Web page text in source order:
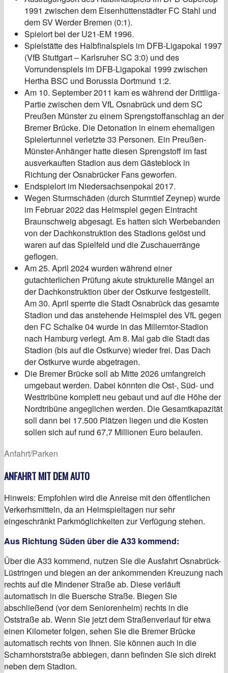
1991 zwischen dem Eisenhüttenstädter FC Stahl und
dem SV Werder Bremen (0:1).
Spielort bei der U21-EM 1996.
Spielstätte des Halbfinalspiels im DFB-Ligapokal 1997
(VfB Stuttgart – Karlsruher SC 3:0) und des
Vorrundenspiels im DFB-Ligapokal 1999 zwischen
Hertha BSC und Borussia Dortmund 1:2.
Am 10. September 2011 kam es während der Drittliga-
Partie zwischen dem VfL Osnabrück und dem SC
Preußen Münster zu einem Sprengstoffanschlag an der
Bremer Brücke. Die Detonation in einem ehemaligen
Spielertunnel verletzte 33 Personen. Ein Preußen-
Münster-Anhänger hatte diesen Sprengstoff im fast
ausverkauften Stadion aus dem Gästeblock in
Richtung der Osnabrücker Fans geworfen.
Endspielort im Niedersachsenpokal 2017.
Wegen Sturmschäden (durch Sturmtief Zeynep) wurde
im Februar 2022 das Heimspiel gegen Eintracht
Braunschweig abgesagt. Es hatten sich Werbebanden
von der Dachkonstruktion des Stadions gelöst und
waren auf das Spielfeld und die Zuschauerränge
geflogen.
Am 25. April 2024 wurden während einer
gutachterlichen Prüfung akute strukturelle Mängel an
der Dachkonstruktion über der Ostkurve festgestellt.
Am 30. April sperrte die Stadt Osnabrück das gesamte
Stadion und das anstehende Heimspiel des VfL gegen
den FC Schalke 04 wurde in das Millerntor-Stadion
nach Hamburg verlegt. Am 8. Mai gab die Stadt das
Stadion (bis auf die Ostkurve) wieder frei. Das Dach
der Ostkurve wurde abgetragen.
Die Bremer Brücke soll ab Mitte 2026 umfangreich
umgebaut werden. Dabei könnten die Ost-, Süd- und
Westtribüne komplett neu gebaut und auf die Höhe der
Nordtribüne angeglichen werden. Die Gesamtkapazität
soll dann bei 17.500 Plätzen liegen und die Kosten
sollen sich auf rund 67,7 Millionen Euro belaufen.
Anfahrt/Parken
ANFAHRT MIT DEM AUTO
Hinweis: Empfohlen wird die Anreise mit den öffentlichen
Verkerhsmitteln, da an Heimspieltagen nur sehr
eingeschränkt Parkmöglichkeiten zur Verfügung stehen.
Aus Richtung Süden über die A33 kommend:
Über die A33 kommend, nutzen Sie die Ausfahrt Osnabrück-
Lüstringen und biegen an der ankommenden Kreuzung nach
rechts auf die Mindener Straße ab. Diese verläuft
automatisch in die Buersche Straße. Biegen Sie
abschließend (vor dem Seniorenheim) rechts in die
Oststraße ab. Wenn Sie jetzt dem Straßenverlauf für etwa
einen Kilometer folgen, sehen Sie die Bremer Brücke
automatisch rechts von Ihnen. Sie können auch in die
Scharnhorststraße abbiegen, dann befinden Sie sich direkt
neben dem Stadion.